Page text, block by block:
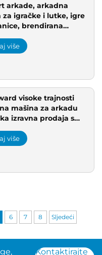
arkade, arkadna
za igračke i lutke, igre
brendirana
više
visoke trajnosti
mašina za arkadu
izravna prodaja s
više
6 7 8 Sljedeći
Kontaktirajte